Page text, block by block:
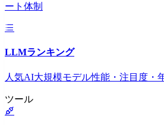
ート体制
LLMランキング
人気AI大規模モデル性能・注目度・
ツール